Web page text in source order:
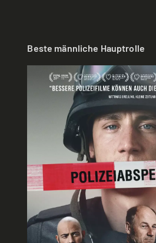
Beste männliche Hauptrolle